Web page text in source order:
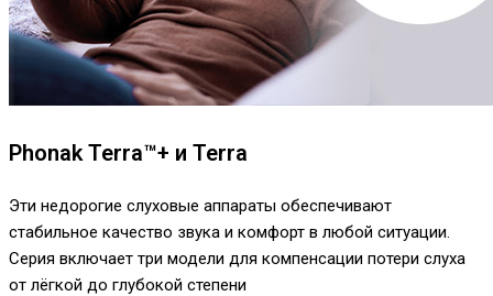
Phonak Terra™+ и Terra
Эти недорогие слуховые аппараты обеспечивают
стабильное качество звука и комфорт в любой ситуации.
Серия включает три модели для компенсации потери слуха
от лёгкой до глубокой степени